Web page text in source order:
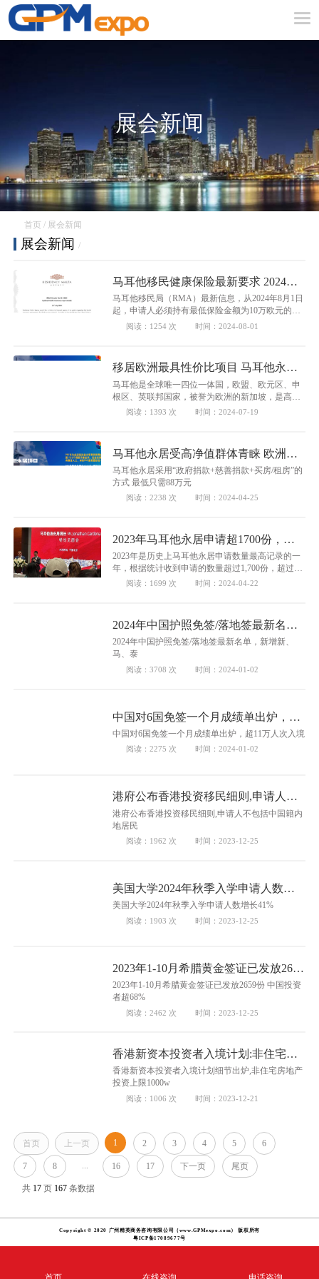
展会新闻
首页 / 展会新闻
展会新闻 /
马耳他移民健康保险最新要求 2024年8
月1日起生效
马耳他移民局（RMA）最新信息，从2024年8月1日
起，申请人必须持有最低保险金额为10万欧元的健
康保险单
阅读：1254 次 时间：2024-08-01
移居欧洲最具性价比项目 马耳他永居
投资计划介绍
马耳他是全球唯一四位一体国，欧盟、欧元区、申
根区、英联邦国家，被誉为欧洲的新加坡，是高资
产人士青睐的投资移民所在地。
阅读：1393 次 时间：2024-07-19
马耳他永居受高净值群体青睐 欧洲国
家移民增速排第一
马耳他永居采用“政府捐款+慈善捐款+买房/租房”的
方式 最低只需88万元
阅读：2238 次 时间：2024-04-25
2023年马耳他永居申请超1700份，超
以往5年总和
2023年是历史上马耳他永居申请数量最高记录的一
年，根据统计收到申请的数量超过1,700份，超过了
以往5年的申请总和。而在2023年里，批准了大约
满足更大的需求量。
阅读：1699 次 时间：2024-04-22
2024年中国护照免签/落地签最新名
单，新增新、马、泰
2024年中国护照免签/落地签最新名单，新增新、
马、泰
阅读：3708 次 时间：2024-01-02
中国对6国免签一个月成绩单出炉，超
11万人次入境
中国对6国免签一个月成绩单出炉，超11万人次入境
阅读：2275 次 时间：2024-01-02
港府公布香港投资移民细则,申请人不
包括中国籍内地居民
港府公布香港投资移民细则,申请人不包括中国籍内
地居民
阅读：1962 次 时间：2023-12-25
美国大学2024年秋季入学申请人数增
长41%
美国大学2024年秋季入学申请人数增长41%
阅读：1903 次 时间：2023-12-25
2023年1-10月希腊黄金签证已发放2659
份 中国投资者超68%
2023年1-10月希腊黄金签证已发放2659份 中国投资
者超68%
阅读：2462 次 时间：2023-12-25
香港新资本投资者入境计划:非住宅房
地产投资上限1000w
香港新资本投资者入境计划细节出炉,非住宅房地产
投资上限1000w
阅读：1006 次 时间：2023-12-21
首页 上一页 1 2 3 4 5 6
7 8 16 17 下一页 尾页
共 17页 167条数据
Copyright © 2020 广州精英商务咨询有限公司（www.GPMexpo.com） 版权所有
粤ICP备17089677号